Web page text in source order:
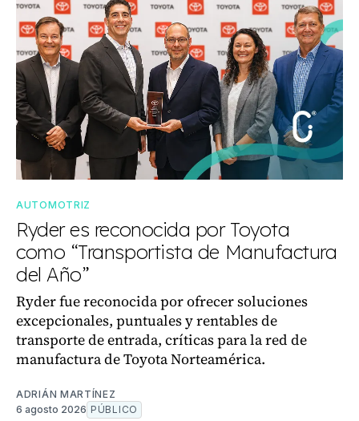
AUTOMOTRIZ
Ryder es reconocida por Toyota
como “Transportista de Manufactura
del Año”
Ryder fue reconocida por ofrecer soluciones
excepcionales, puntuales y rentables de
transporte de entrada, críticas para la red de
manufactura de Toyota Norteamérica.
ADRIÁN MARTÍNEZ
6 agosto 2026 PÚBLICO